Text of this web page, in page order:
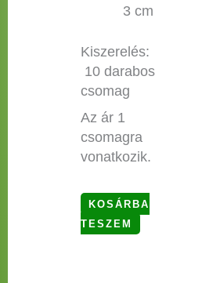
3 cm
Kiszerelés:
10 darabos
csomag
Az ár 1
csomagra
vonatkozik.
KOSÁRBA
TESZEM